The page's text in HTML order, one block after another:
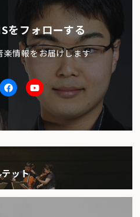
をフォローする
楽情報をお届けします
facebookYoutube
ット